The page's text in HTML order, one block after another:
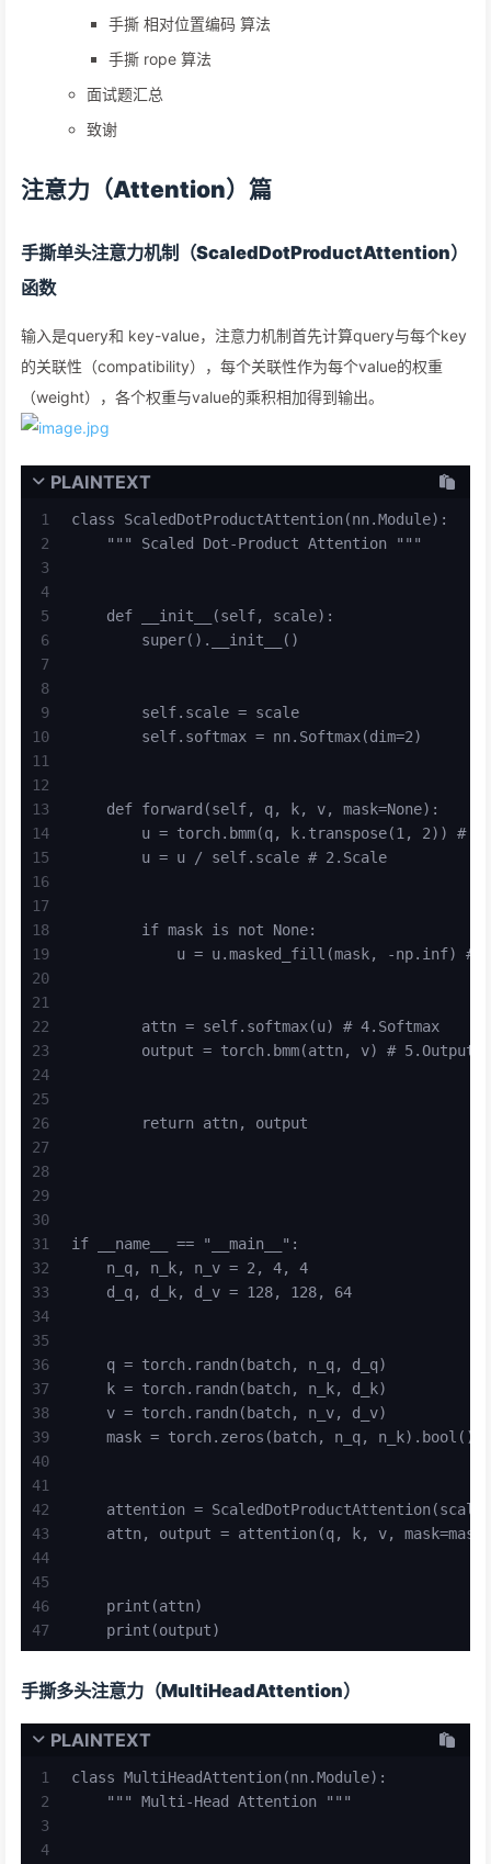
手撕 相对位置编码 算法
手撕 rope 算法
面试题汇总
致谢
注意力（Attention）篇
手撕单头注意力机制（ScaledDotProductAttention）
函数
输入是query和 key-value，注意力机制首先计算query与每个key
的关联性（compatibility），每个关联性作为每个value的权重
（weight），各个权重与value的乘积相加得到输出。
PLAINTEXT
1
2
3
4
5
6
7
8
9
10
11
12
13
14
15
16
17
18
19
20
21
22
23
24
25
26
27
28
29
30
31
32
33
34
35
36
37
38
39
40
41
42
43
44
45
46
47
class ScaledDotProductAttention(nn.Module):
    """ Scaled Dot-Product Attention """
    def __init__(self, scale):
        super().__init__()
        self.scale = scale
        self.softmax = nn.Softmax(dim=2)
    def forward(self, q, k, v, mask=None):
u = torch.bmm(q, k.transpose(1, 2)) #
        u = u / self.scale # 2.Scale
        if mask is not None:
u = u.masked_fill(mask, -np.inf) #
        attn = self.softmax(u) # 4.Softmax
        output = torch.bmm(attn, v) # 5.Output
        return attn, output
if __name__ == "__main__":
    n_q, n_k, n_v = 2, 4, 4
    d_q, d_k, d_v = 128, 128, 64
    q = torch.randn(batch, n_q, d_q)
    k = torch.randn(batch, n_k, d_k)
    v = torch.randn(batch, n_v, d_v)
    mask = torch.zeros(batch, n_q, n_k).bool()
attention =
    attn, output = attention(q, k, v, mask=mask)
    print(attn)
    print(output)
手撕多头注意力（MultiHeadAttention）
PLAINTEXT
1
2
3
4
class MultiHeadAttention(nn.Module):
    """ Multi-Head Attention """